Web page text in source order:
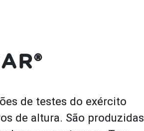
de testes do exército
de altura. São produzidas